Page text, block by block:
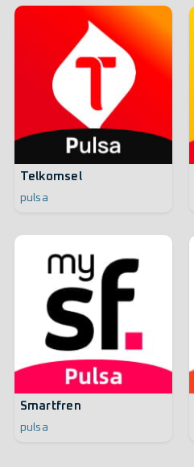
Telkomsel
pulsa
Smartfren
pulsa